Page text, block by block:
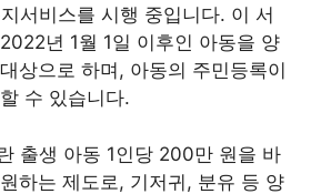
지서비스를 시행 중입니다. 이 서
년 1월 1일 이후인 아동을 양
상으로 하며, 아동의 주민등록이
수 있습니다.
출생 아동 1인당 200만 원을 바
하는 제도로, 기저귀, 분유 등 양